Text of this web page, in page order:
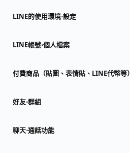
LINE的使用環境⋅設定
LINE帳號⋅個人檔案
付費商品（貼圖、表情貼、LINE代幣等）
好友⋅群組
聊天⋅通話功能